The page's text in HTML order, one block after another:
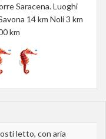
Saracena. Luoghi
14 km Noli 3 km
km
letto, con aria